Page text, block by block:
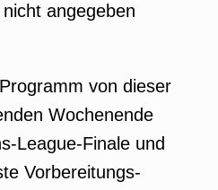
angegeben
von dieser
Wochenende
League-Finale und
Vorbereitungs-